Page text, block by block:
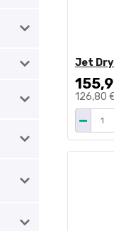
Jet
126,80